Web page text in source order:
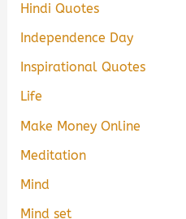
Hindi Quotes
Independence Day
Inspirational Quotes
Life
Make Money Online
Meditation
Mind
Mind set